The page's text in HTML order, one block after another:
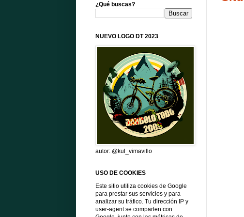
¿Qué buscas?
NUEVO LOGO DT 2023
autor: @kul_vimavillo
USO DE COOKIES
Este sitio utiliza cookies de Google
para prestar sus servicios y para
analizar su tráfico. Tu dirección IP y
user-agent se comparten con